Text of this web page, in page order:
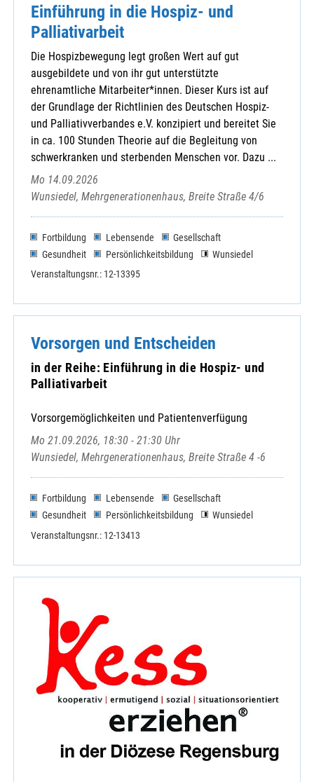
Einführung in die Hospiz- und
Palliativarbeit
Die Hospizbewegung legt großen Wert auf gut
ausgebildete und von ihr gut unterstützte
ehrenamtliche Mitarbeiter*innen. Dieser Kurs ist auf
der Grundlage der Richtlinien des Deutschen Hospiz-
und Palliativverbandes e.V. konzipiert und bereitet Sie
in ca. 100 Stunden Theorie auf die Begleitung von
schwerkranken und sterbenden Menschen vor. Dazu ...
Mo 14.09.2026
Wunsiedel, Mehrgenerationenhaus, Breite Straße 4/6
Fortbildung Lebensende
Gesellschaft
Gesundheit
Persönlichkeitsbildung
Wunsiedel
Veranstaltungsnr.: 12-13395
Vorsorgen und Entscheiden
in der Reihe: Einführung in die Hospiz- und
Palliativarbeit
Vorsorgemöglichkeiten und Patientenverfügung
Mo 21.09.2026, 18:30 - 21:30 Uhr
Wunsiedel, Mehrgenerationenhaus, Breite Straße 4 -6
Fortbildung Lebensende
Gesellschaft
Gesundheit
Persönlichkeitsbildung
Wunsiedel
Veranstaltungsnr.: 12-13413